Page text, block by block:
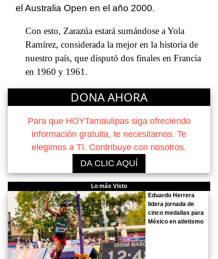
el Australia Open en el año 2000.
Con esto, Zarazúa estará sumándose a Yola
Ramírez, considerada la mejor en la historia de
nuestro país, que disputó dos finales en Francia
en 1960 y 1961.
DONA AHORA
Para que HOYTamaulipas siga ofreciendo
información gratuita, te necesitamos. Te
elegimos a TI. Contribuye con nosotros.
DA CLIC AQUÍ
Lo más Visto
Eduardo Herrera
lidera jornada de
cinco medallas para
México en atletismo